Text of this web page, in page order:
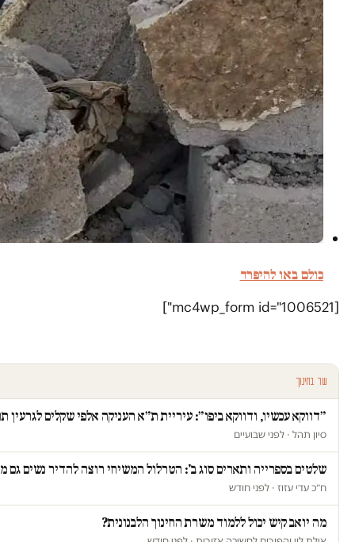
כולם באו להיפרד
[mc4wp_form id="1006521"]
עוד בחינוך
״דווקא עכשיו, ודווקא ביפו״: עיריית ת״א העניקה אלפי שקלים לגרעין
סיון תהל · לפני שבועיים
שלטים בספרייה ותארים סוג ב': הטרלול המשיחי רוצה להדיר נשים גם
ח״כ עדי עזוז · לפני חודש
מה יואב קיש יכול ללמוד משרת החינוך הלבנונית?